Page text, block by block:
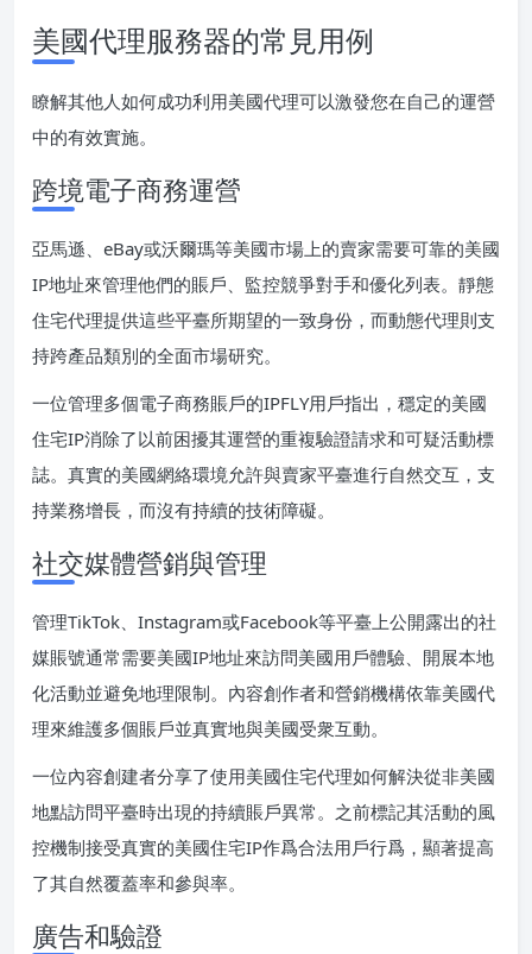
美國代理服務器的常見用例
瞭解其他人如何成功利用美國代理可以激發您在自己的運營
中的有效實施。
跨境電子商務運營
亞馬遜、eBay或沃爾瑪等美國市場上的賣家需要可靠的美國
IP地址來管理他們的賬戶、監控競爭對手和優化列表。靜態
住宅代理提供這些平臺所期望的一致身份，而動態代理則支
持跨產品類別的全面市場研究。
一位管理多個電子商務賬戶的IPFLY用戶指出，穩定的美國
住宅IP消除了以前困擾其運營的重複驗證請求和可疑活動標
誌。真實的美國網絡環境允許與賣家平臺進行自然交互，支
持業務增長，而沒有持續的技術障礙。
社交媒體營銷與管理
管理TikTok、Instagram或Facebook等平臺上公開露出的社
媒賬號通常需要美國IP地址來訪問美國用戶體驗、開展本地
化活動並避免地理限制。內容創作者和營銷機構依靠美國代
理來維護多個賬戶並真實地與美國受衆互動。
一位內容創建者分享了使用美國住宅代理如何解決從非美國
地點訪問平臺時出現的持續賬戶異常。之前標記其活動的風
控機制接受真實的美國住宅IP作爲合法用戶行爲，顯著提高
了其自然覆蓋率和參與率。
廣告和驗證